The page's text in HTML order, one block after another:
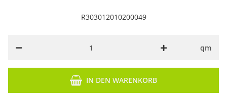
R303012010200049
qm
IN DEN WARENKORB